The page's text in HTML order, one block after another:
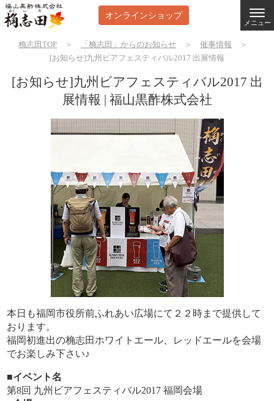
オンラインショップ
メニュー
桷志田TOP ＞ 「桷志田」からのお知らせ ＞ 催事情報 ＞
[お知らせ]九州ビアフェスティバル2017 出展情報
[お知らせ]九州ビアフェスティバル2017 出
展情報 | 福山黒酢株式会社
本日も福岡市役所前ふれあい広場にて２２時まで提供して
おります。
福岡初進出の桷志田ホワイトエール、
レッドエールを会場
でお楽しみ下さい♪
■イベント名
第8回 九州ビアフェスティバル2017 福岡会場